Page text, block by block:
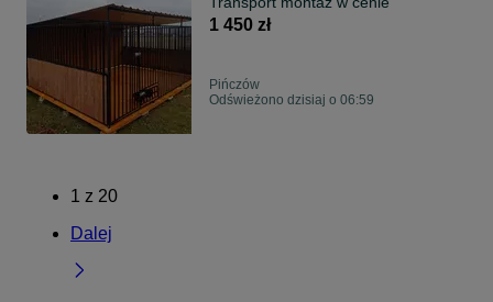
1 450 zł
Pińczów
Odświeżono dzisiaj o 06:59
1 z 20
Dalej